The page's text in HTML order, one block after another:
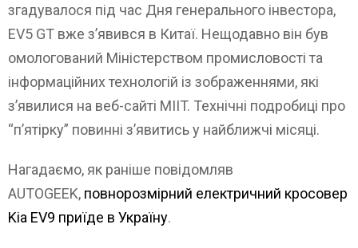
згадувалося під час Дня генерального інвестора,
EV5 GT вже з’явився в Китаї. Нещодавно він був
омологований Міністерством промисловості та
інформаційних технологій із зображеннями, які
з’явилися на веб-сайті MIIT. Технічні подробиці про
“п’ятірку” повинні з’явитись у найближчі місяці.
Нагадаємо, як раніше повідомляв
AUTOGEEK, повнорозмірний електричний кросовер
Kia EV9 приїде в Україну.